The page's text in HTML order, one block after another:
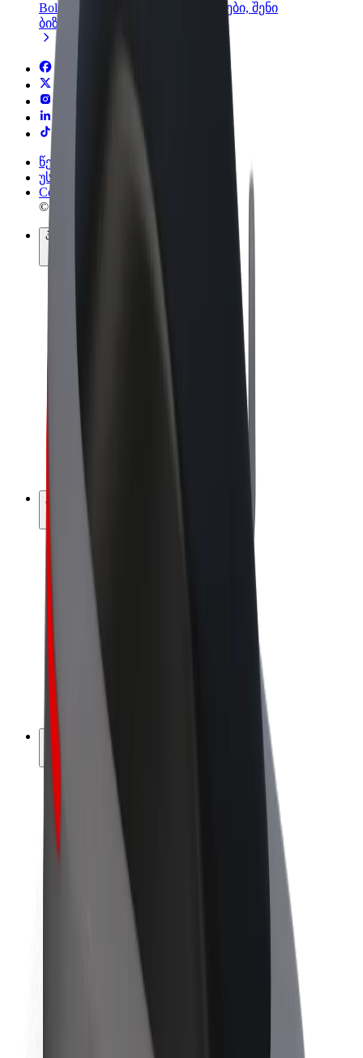
Bolt-ის პროდუქტები და სერვისები, შენი
ბიზნესისთვის
წესები და პირობები
უსაფრთხოება
Cookies
© 2026 Bolt Technology OÜ
პროდუქტები
Bolt Market
Bolt Food
Bolt Drive
Bolt ბიზნესისთვის
ელ. ბაიკი
გამოიმუშავე Bolt-თან ერთად
Bolt Food პარტნიორები
ფრენჩაიზი
კომპანია
ვაკანსიები
Bolt-ის შესახებ
Bolt და ეკომეგობრულობა
ნულოვანი პროექტი
ბრენდის გზამკვლევი
ინვესტორებთან ურთიერთობა